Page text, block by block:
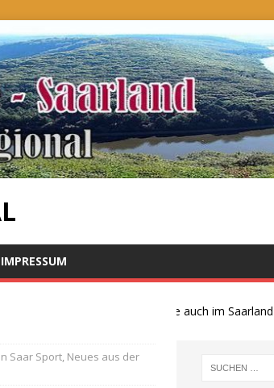
IMPRESSUM
Saar Sport, Neues aus der
Bauernproteste auch im Saarland